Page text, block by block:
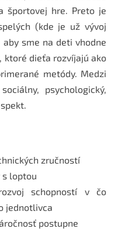
športovej hre. Preto je
(kde je už vývoj
sme na deti vhodne
ktoré dieťa rozvíjajú ako
metódy. Medzi
psychologický,
zručností
s loptou
schopností v čo
jednotlivca
postupne